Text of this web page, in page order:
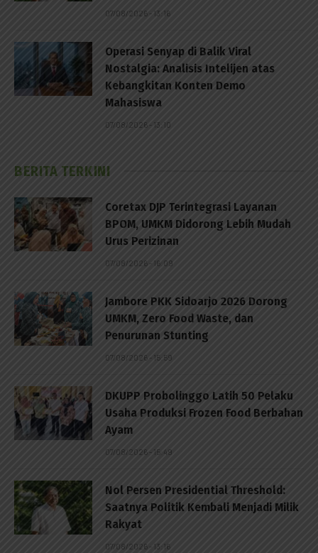
07/08/2026 - 13:16
Operasi Senyap di Balik Viral
Nostalgia: Analisis Intelijen atas
Kebangkitan Konten Demo
Mahasiswa
07/08/2026 - 13:10
BERITA TERKINI
Coretax DJP Terintegrasi Layanan
BPOM, UMKM Didorong Lebih Mudah
Urus Perizinan
07/08/2026 - 16:09
Jambore PKK Sidoarjo 2026 Dorong
UMKM, Zero Food Waste, dan
Penurunan Stunting
07/08/2026 - 15:59
DKUPP Probolinggo Latih 50 Pelaku
Usaha Produksi Frozen Food Berbahan
Ayam
07/08/2026 - 15:49
Nol Persen Presidential Threshold:
Saatnya Politik Kembali Menjadi Milik
Rakyat
07/08/2026 - 13:16